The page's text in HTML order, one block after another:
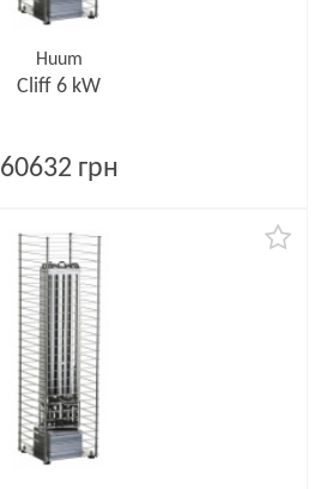
Huum
Cliff 6 kW
60632 грн